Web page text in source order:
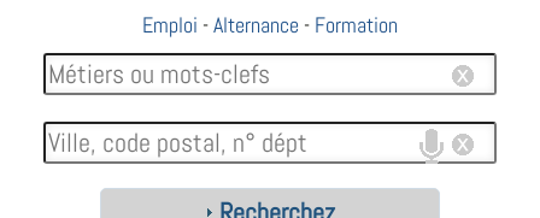
Emploi -Alternance - Formation